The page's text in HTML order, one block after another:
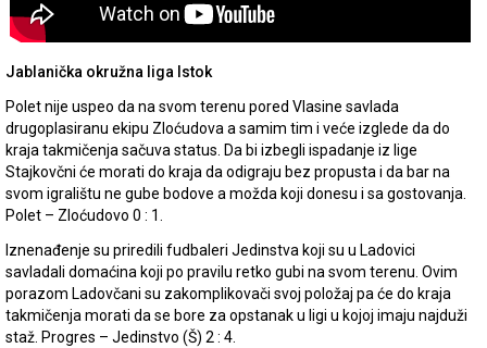
Jablanička okružna liga Istok
Polet nije uspeo da na svom terenu pored Vlasine savlada
drugoplasiranu ekipu Zloćudova a samim tim i veće izglede da do
kraja takmičenja sačuva status. Da bi izbegli ispadanje iz lige
Stajkovčni će morati do kraja da odigraju bez propusta i da bar na
svom igralištu ne gube bodove a možda koji donesu i sa gostovanja.
Polet – Zloćudovo 0 : 1.
Iznenađenje su priredili fudbaleri Jedinstva koji su u Ladovici
savladali domaćina koji po pravilu retko gubi na svom terenu. Ovim
porazom Ladovčani su zakomplikovači svoj položaj pa će do kraja
takmičenja morati da se bore za opstanak u ligi u kojoj imaju najduži
staž. Progres – Jedinstvo (Š) 2 : 4.